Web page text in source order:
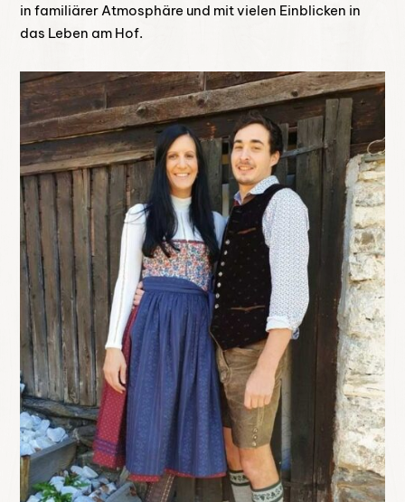
in familiärer Atmosphäre und mit vielen Einblicken in
das Leben am Hof.